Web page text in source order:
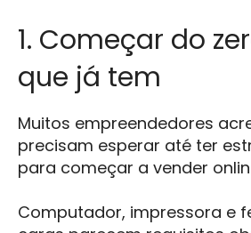
1. Começar do
que já tem
Muitos empreendedores
precisam esperar até ter
para começar a vender
Computador, impressora e